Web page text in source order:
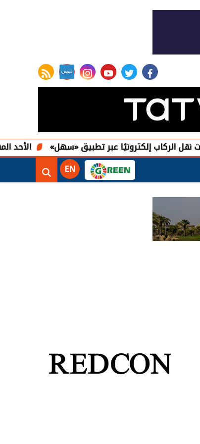
facebook
twitter
youtube
instagram
rss feed
الأحد المقبل آخر عبر تطبيق «سهل»
EN